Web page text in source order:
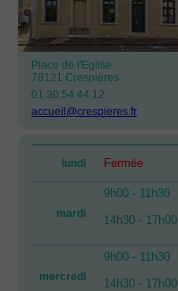
Place de l'Eglise
78121 Crespières
01 30 54 44 12
accueil@crespieres.fr
lundi Fermée
mardi
9h00 - 11h30
14h30 - 17h00
mercredi
9h00 - 11h30
14h30 - 17h00